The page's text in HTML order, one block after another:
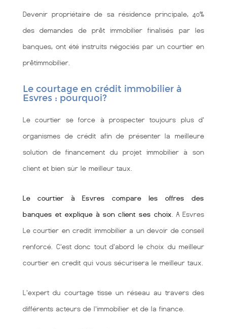
Devenir propriétaire de sa résidence principale, 40%
des demandes de prêt immobilier finalisés par les
banques, ont été instruits négociés par un courtier en
prêtimmobilier.
Le courtage en crédit immobilier à
Esvres : pourquoi?
Le courtier se force à prospecter toujours plus d'
organismes de crédit afin de présenter la meilleure
solution de financement du projet immobilier à son
client et bien sùr le meilleur taux.
Le courtier à Esvres compare les offres des
banques et explique à son client ses choix . A Esvres
Le courtier en credit immobilier a un devoir de conseil
renforcé. C'est donc tout d'abord le choix du meilleur
courtier en credit qui vous sécurisera le meilleur taux.
L'expert du courtage tisse un réseau au travers des
différents acteurs de l'immobilier et de la finance.